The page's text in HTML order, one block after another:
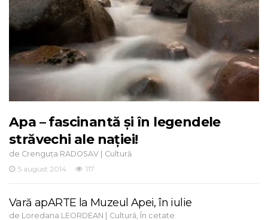
Apa – fascinantă și în legendele
străvechi ale nației!
de Crenguța RADOSAV | Cultură
5 august 2014
117
Vară apARTE la Muzeul Apei, în iulie
de Loredana LEORDEAN | Cultură În cetate